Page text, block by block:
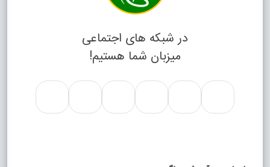
در شبکه های اجتماعی
میزبان شما هستیم!